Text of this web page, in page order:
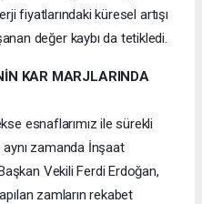
fiyatlarındaki küresel artışı
değer kaybı da tetikledi.
KAR MARJLARINDA
esnaflarımız ile sürekli
zamanda İnşaat
Vekili Ferdi Erdoğan,
zamların rekabet